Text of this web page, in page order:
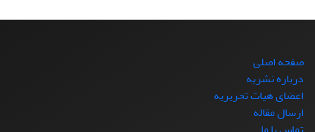
صفحه اصلی
درباره نشریه
اعضای هیات تحریریه
ارسال مقاله